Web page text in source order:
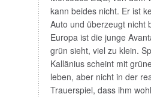
kann beides nicht. Er ist
Auto und überzeugt nicht
Europa ist die junge
grün sieht, viel zu klein.
Kallänius scheint mit
leben, aber nicht in der
Trauerspiel, dass ihm